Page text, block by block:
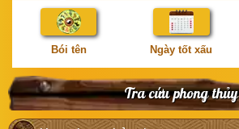
Bói tên Ngày tốt xấu
Tra cứu phong thủy